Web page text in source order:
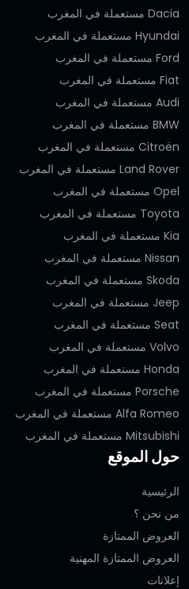
Dacia مستعملة في المغرب
Hyundai مستعملة في المغرب
Ford مستعملة في المغرب
Fiat مستعملة في المغرب
Audi مستعملة في المغرب
BMW مستعملة في المغرب
Citroën مستعملة في المغرب
Land Rover مستعملة في المغرب
Opel مستعملة في المغرب
Toyota مستعملة في المغرب
Kia مستعملة في المغرب
Nissan مستعملة في المغرب
Skoda مستعملة في المغرب
Jeep مستعملة في المغرب
Seat مستعملة في المغرب
Volvo مستعملة في المغرب
Honda مستعملة في المغرب
Porsche مستعملة في المغرب
Alfa Romeo مستعملة في المغرب
Mitsubishi مستعملة في المغرب
حول الموقع
الرئيسية
من نحن ؟
العروض الممتازة
العروض الممتازة المهنية‎
إعلانات